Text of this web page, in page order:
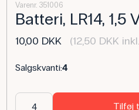
Varenr. 351006
Batteri, LR14, 1,5
10,00 DKK (12,50 DKK
Salgskvanti:4
Tilføj